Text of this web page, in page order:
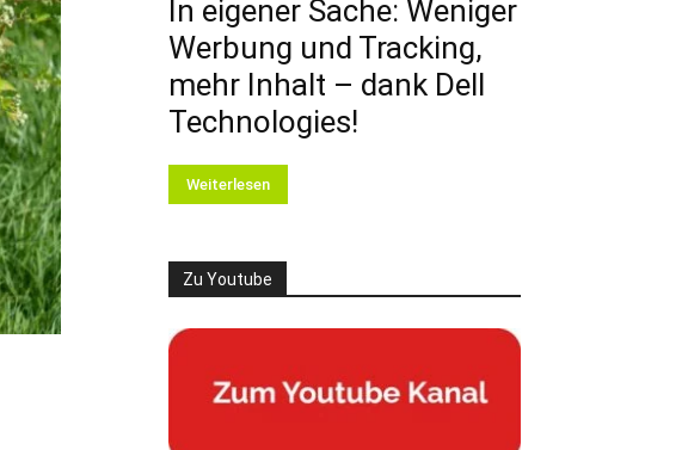
In eigener Sache: Weniger
Werbung und Tracking,
mehr Inhalt – dank Dell
Technologies!
Weiterlesen
Zu Youtube